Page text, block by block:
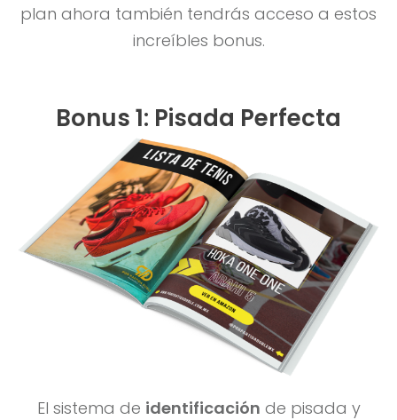
plan ahora también tendrás acceso a estos
increíbles bonus.
Bonus 1: Pisada Perfecta
El sistema de identificación de pisada y